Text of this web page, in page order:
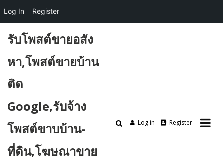
content
รับโพสต์ขายอสัง
หา,โพสต์ขายบ้าน
ติด
Google,รับจ้าง
โพสต์ขาบบ้าน-
ที่ดิน,โฆษณาขาย
Log in Register
Log In Register